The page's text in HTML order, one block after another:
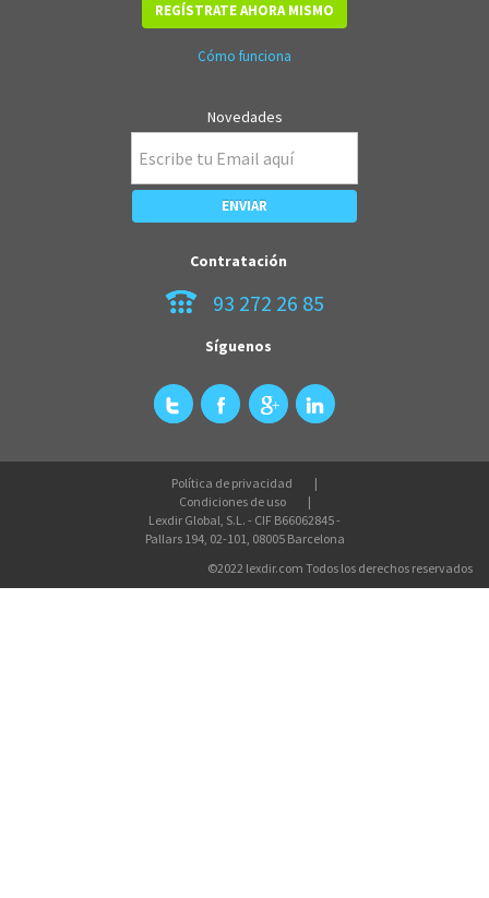
REGÍSTRATE AHORA MISMO
Cómo funciona
Novedades
Contratación
93 272 26 85
Síguenos
Política de privacidad
Condiciones de uso
Lexdir Global, S.L. - CIF B66062845 -
Pallars 194, 02-101, 08005 Barcelona
©2022 lexdir.com Todos los derechos reservados